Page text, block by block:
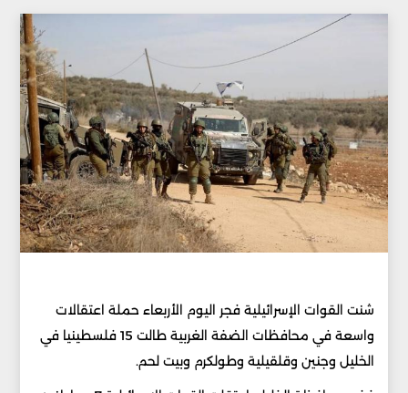
شنت القوات الإسرائيلية فجر اليوم الأربعاء حملة اعتقالات
واسعة في محافظات الضفة الغربية طالت 15 فلسطينيا في
الخليل وجنين وقلقيلية وطولكرم وبيت لحم.